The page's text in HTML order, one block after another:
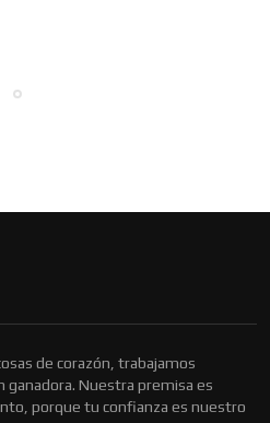
de corazón, trabajamos
Nuestra premisa es
porque tu confianza es nuestro